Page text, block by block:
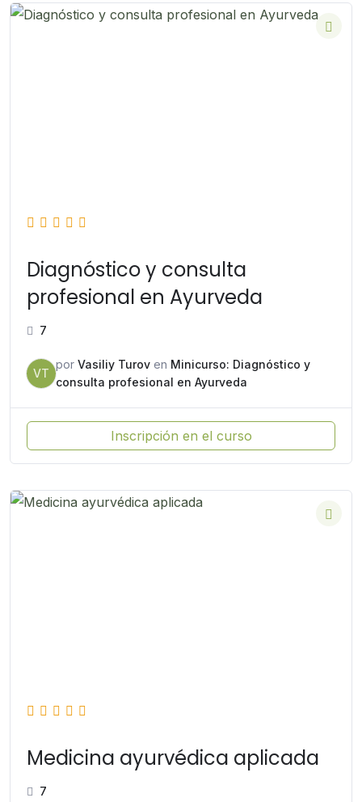
Diagnóstico y consulta
profesional en Ayurveda
7
VT
por Vasiliy Turov en Minicurso: Diagnóstico y
consulta profesional en Ayurveda
Inscripción en el curso
Medicina ayurvédica aplicada
7